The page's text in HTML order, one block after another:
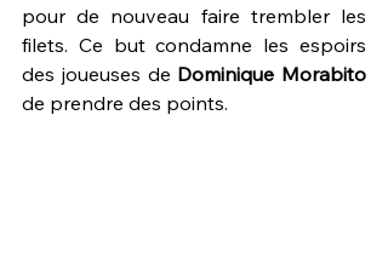
pour de nouveau faire trembler les
filets. Ce but condamne les espoirs
des joueuses de Dominique Morabito
de prendre des points.